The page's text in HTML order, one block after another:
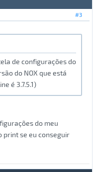
#3
de configurações do
do NOX que está
é 3.7.5.1)
do meu
print se eu conseguir